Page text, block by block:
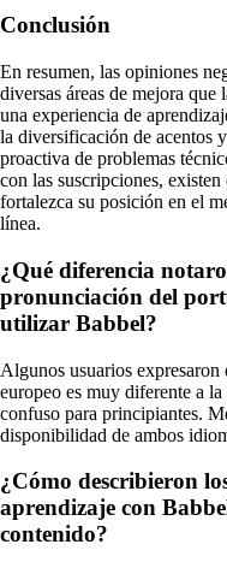
Conclusión
En resumen, las opiniones
diversas áreas de mejora que
una experiencia de
la diversificación de acentos
proactiva de problemas
con las suscripciones,
fortalezca su posición en el
línea.
¿Qué diferencia
pronunciación del
utilizar Babbel?
Algunos usuarios
europeo es muy diferente a
confuso para principiantes.
disponibilidad de ambos
¿Cómo describieron
aprendizaje con
contenido?